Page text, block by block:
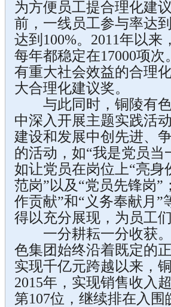
为方便员工提合理化建
前，一线员工参与率达
达到100%。2011年以
每年都稳定在17000项
有重大社会效益的合理
大合理化建议奖。
与此同时，铜陵有色
中深入开展主题实践活
建设和发展中创先进、
的活动，如“我是党员当
如让党员在岗位上“亮身
范岗”以及“党员先锋岗
作贡献”和“义务奉献月
得以充分展现，为员工
一分耕耘一分收获。
色集团始终沿着既定的
实现千亿元跨越以来，
2015年，实现销售收入
第107位，继续排在入围